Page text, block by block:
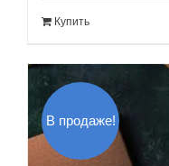
Купить
В продаже!